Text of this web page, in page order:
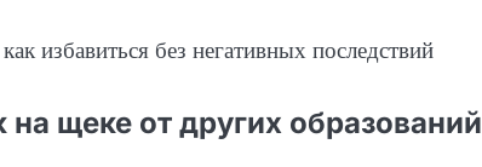
щеке от других образований